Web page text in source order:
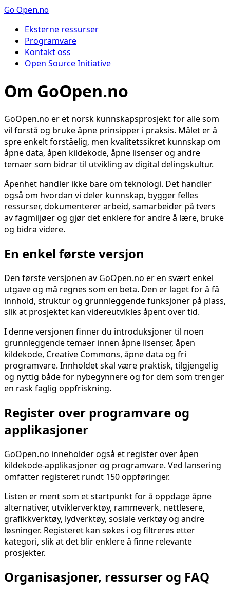
GoOpen.no
Eksterne ressurser
Programvare
Kontakt oss
Open Source Initiative
Om GoOpen.no
GoOpen.no er et norsk kunnskapsprosjekt for alle som
vil forstå og bruke åpne prinsipper i praksis. Målet er å
spre enkelt forståelig, men kvalitetssikret kunnskap om
åpne data, åpen kildekode, åpne lisenser og andre
temaer som bidrar til utvikling av digital delingskultur.
Åpenhet handler ikke bare om teknologi. Det handler
også om hvordan vi deler kunnskap, bygger felles
ressurser, dokumenterer arbeid, samarbeider på tvers
av fagmiljøer og gjør det enklere for andre å lære, bruke
og bidra videre.
En enkel første versjon
Den første versjonen av GoOpen.no er en svært enkel
utgave og må regnes som en beta. Den er laget for å få
innhold, struktur og grunnleggende funksjoner på plass,
slik at prosjektet kan videreutvikles åpent over tid.
I denne versjonen finner du introduksjoner til noen
grunnleggende temaer innen åpne lisenser, åpen
kildekode, Creative Commons, åpne data og fri
programvare. Innholdet skal være praktisk, tilgjengelig
og nyttig både for nybegynnere og for dem som trenger
en rask faglig oppfriskning.
Register over programvare og
applikasjoner
GoOpen.no inneholder også et register over åpen
kildekode-applikasjoner og programvare. Ved lansering
omfatter registeret rundt 150 oppføringer.
Listen er ment som et startpunkt for å oppdage åpne
alternativer, utviklerverktøy, rammeverk, nettlesere,
grafikkverktøy, lydverktøy, sosiale verktøy og andre
løsninger. Registeret kan søkes i og filtreres etter
kategori, slik at det blir enklere å finne relevante
prosjekter.
Organisasjoner, ressurser og FAQ